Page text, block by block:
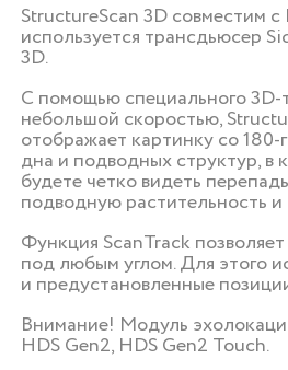
StructureScan 3D совместим
используется трансдьюсер
3D.
С помощью специального
небольшой скоростью,
отображает картинку со
дна и подводных структур, в
будете четко видеть
подводную растительность и
Функция ScanTrack
под любым углом. Для этого
и предустановленные
Внимание! Модуль
HDS Gen2, HDS Gen2 Touch.